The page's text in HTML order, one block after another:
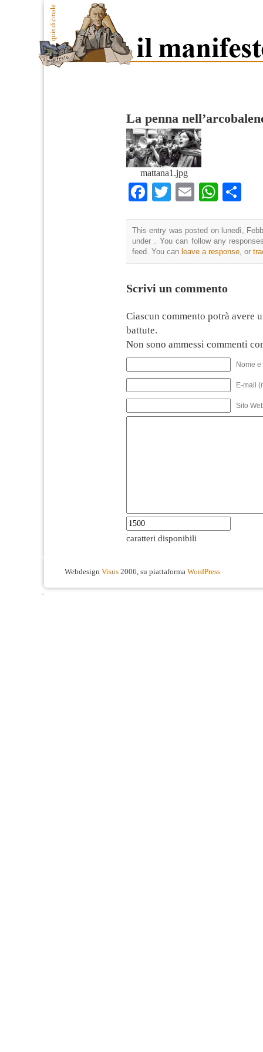
La penna
mattana1.jpg
Facebook
TwitterEmail
This entry was posted on lunedì,
under . You can follow any
feed. You can leave a response, or
Scrivi un commento
Ciascun commento potrà avere
battute.
Non sono ammessi commenti
Nome
E-mail
Sito
caratteri disponibili
Webdesign Visus 2006, su piattaforma WordPress